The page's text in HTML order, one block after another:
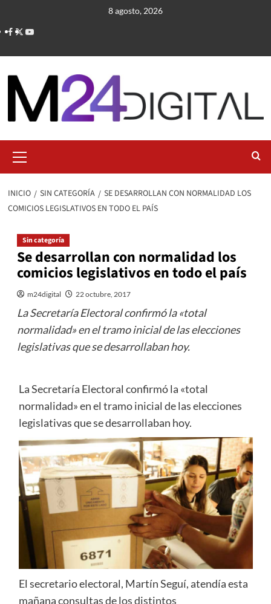
contenido
8 agosto, 2026
primario
INICIO SIN CATEGORÍA
SE DESARROLLAN CON NORMALIDAD LOS
COMICIOS LEGISLATIVOS EN TODO EL PAÍS
Sin categoría
Se desarrollan con normalidad los
comicios legislativos en todo el país
m24digital 22 octubre, 2017
La Secretaría Electoral confirmó la «total
normalidad» en el tramo inicial de las elecciones
legislativas que se desarrollaban hoy.
La Secretaría Electoral confirmó la «total
normalidad» en el tramo inicial de las elecciones
legislativas que se desarrollaban hoy.
El secretario electoral, Martín Seguí, atendía esta
mañana consultas de los distintos